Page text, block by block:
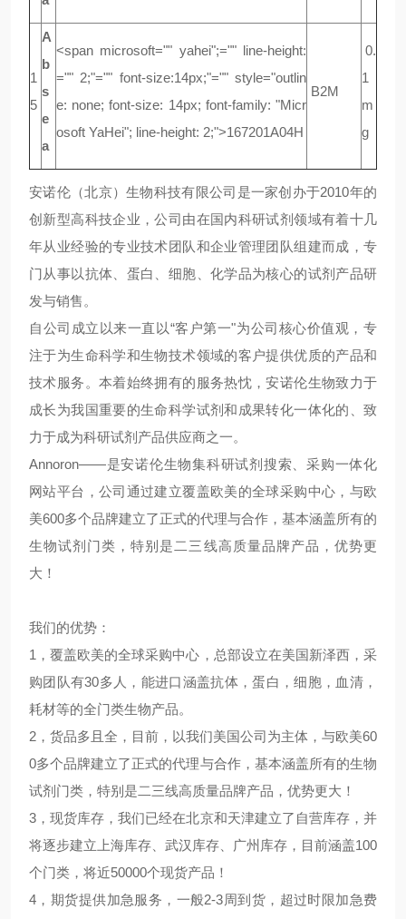
1
5
A
b
s
e
a
<span microsoft="" yahei";="" line-height:
="" 2;"="" font-size:14px;"="" style="outlin
e: none; font-size: 14px; font-family: "Micr
osoft YaHei"; line-height: 2;">167201A04H
B2M
0.
1
m
g
安诺伦（北京）生物科技有限公司是一家创办于2010年的
创新型高科技企业，公司由在国内科研试剂领域有着十几
年从业经验的专业技术团队和企业管理团队组建而成，专
门从事以抗体、蛋白、细胞、化学品为核心的试剂产品研
发与销售。
自公司成立以来一直以“客户第一"为公司核心价值观，专
注于为生命科学和生物技术领域的客户提供优质的产品和
技术服务。本着始终拥有的服务热忱，安诺伦生物致力于
成长为我国重要的生命科学试剂和成果转化一体化的、致
力于成为科研试剂产品供应商之一。
Annoron——是安诺伦生物集科研试剂搜索、采购一体化
网站平台，公司通过建立覆盖欧美的全球采购中心，与欧
美600多个品牌建立了正式的代理与合作，基本涵盖所有的
生物试剂门类，特别是二三线高质量品牌产品，优势更
大！
我们的优势：
1，覆盖欧美的全球采购中心，总部设立在美国新泽西，采
购团队有30多人，能进口涵盖抗体，蛋白，细胞，血清，
耗材等的全门类生物产品。
2，货品多且全，目前，以我们美国公司为主体，与欧美60
0多个品牌建立了正式的代理与合作，基本涵盖所有的生物
试剂门类，特别是二三线高质量品牌产品，优势更大！
3，现货库存，我们已经在北京和天津建立了自营库存，并
将逐步建立上海库存、武汉库存、广州库存，目前涵盖100
个门类，将近50000个现货产品！
4，期货提供加急服务，一般2-3周到货，超过时限加急费